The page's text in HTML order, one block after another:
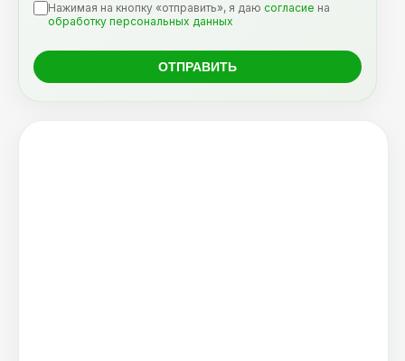
Нажимая на кнопку «отправить», я даю согласие на
обработку персональных данных